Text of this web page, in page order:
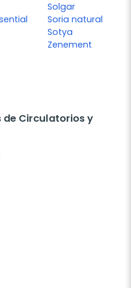
Solgar
Soria natural
Sotya
Zenement
Circulatorios y